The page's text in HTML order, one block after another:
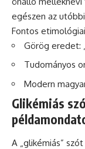
egészen az
Fontos
Görög eredet:
Tudományos
Modern
Glikémiás
A „glikémiás”